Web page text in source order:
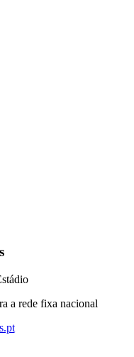
a rede fixa nacional